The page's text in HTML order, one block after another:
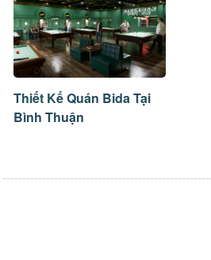
Thiết Kế Quán Bida Tại
Bình Thuận